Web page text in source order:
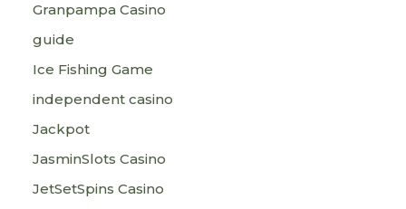
Granpampa Casino
guide
Ice Fishing Game
independent casino
Jackpot
JasminSlots Casino
JetSetSpins Casino